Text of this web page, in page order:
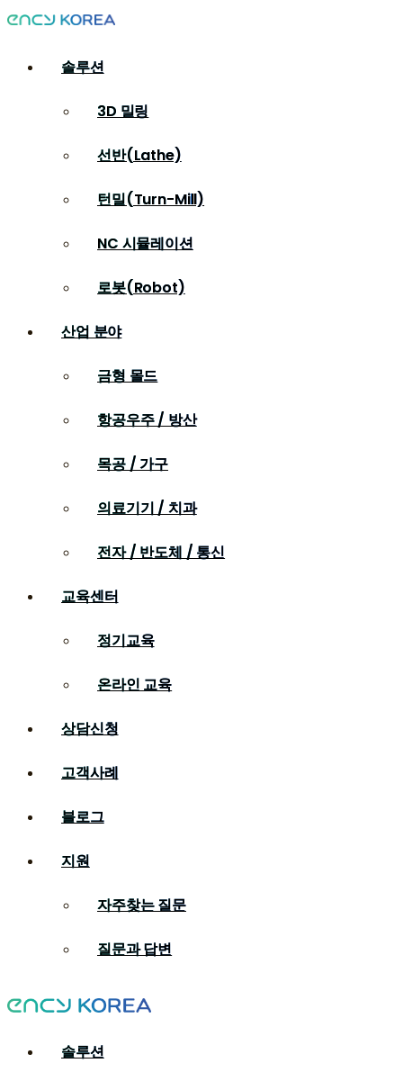
솔루션
3D 밀링
선반(Lathe)
턴밀(Turn-Mill)
NC 시뮬레이션
로봇(Robot)
산업 분야
금형 몰드
항공우주 / 방산
목공 / 가구
의료기기 / 치과
전자 / 반도체 / 통신
교육센터
정기교육
온라인 교육
상담신청
고객사례
블로그
지원
자주찾는 질문
질문과 답변
솔루션